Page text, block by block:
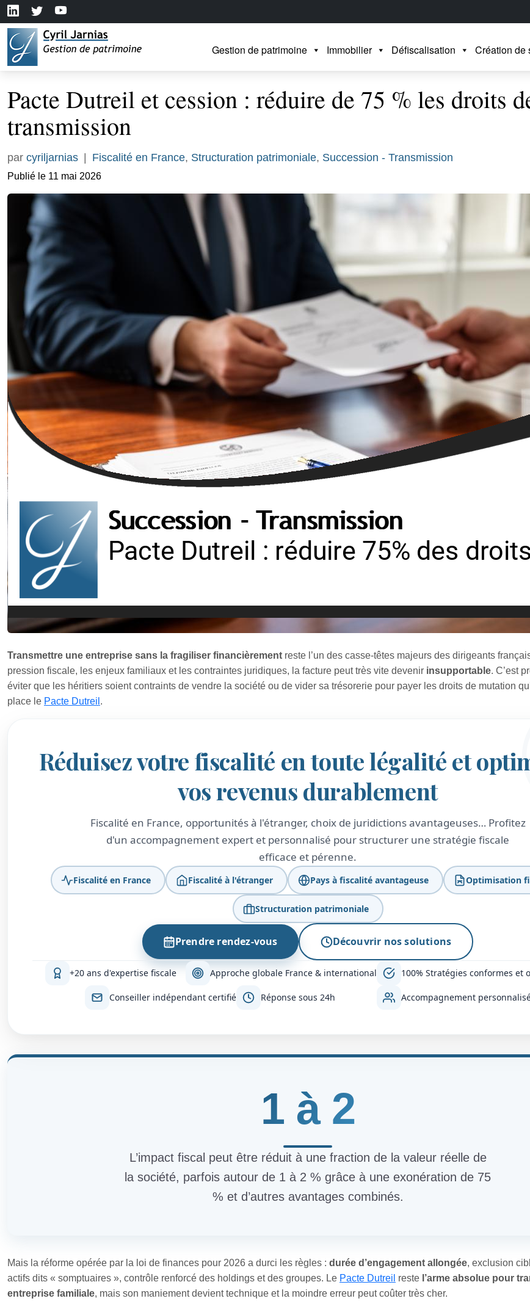
Gestion de patrimoine Immobilier Défiscalisation Création de
Pacte Dutreil et cession : réduire de 75 % les droits
transmission
par cyriljarnias Fiscalité en France, Structuration patrimoniale, Succession - Transmission
Publié le 11 mai 2026
Transmettre une entreprise sans la fragiliser financièrement reste l’un des casse-têtes majeurs des dirigeants
pression fiscale, les enjeux familiaux et les contraintes juridiques, la facture peut très vite devenir insupportable. C’est
éviter que les héritiers soient contraints de vendre la société ou de vider sa trésorerie pour payer les droits de mutation
place le Pacte Dutreil .
Réduisez votre fiscalité en toute légalité et
vos revenus durablement
Fiscalité en France, opportunités à l'étranger, choix de juridictions avantageuses… Profitez
d'un accompagnement expert et personnalisé pour structurer une stratégie fiscale
efficace et pérenne.
Fiscalité en France Fiscalité à l'étranger Pays à fiscalité avantageuse Optimisation
Structuration patrimoniale
Prendre rendez-vous Découvrir nos solutions
+20 ans d'expertise fiscale Approche globale France & international 100% Stratégies conformes et
Conseiller indépendant certifié Réponse sous 24h Accompagnement
1 à 2
L’impact fiscal peut être réduit à une fraction de la valeur réelle de
la société, parfois autour de 1 à 2 % grâce à une exonération de 75
% et d’autres avantages combinés.
Mais la réforme opérée par la loi de finances pour 2026 a durci les règles : durée d’engagement allongée, exclusion
actifs dits « somptuaires », contrôle renforcé des holdings et des groupes. Le Pacte Dutreil reste l’arme absolue pour
entreprise familiale, mais son maniement devient technique et la moindre erreur peut coûter très cher.